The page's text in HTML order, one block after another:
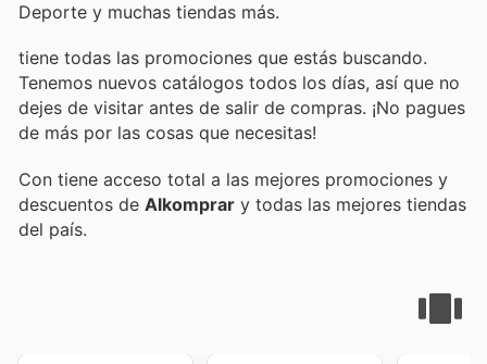
Deporte y muchas tiendas más.
tiene todas las promociones que estás buscando.
Tenemos nuevos catálogos todos los días, así que no
dejes de visitar antes de salir de compras. ¡No pagues
de más por las cosas que necesitas!
Con tiene acceso total a las mejores promociones y
descuentos de Alkomprar y todas las mejores tiendas
del país.